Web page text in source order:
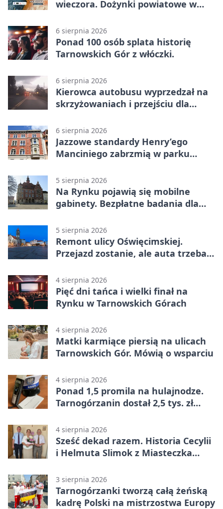
wieczora. Dożynki powiatowe w
6 sierpnia 2026
Ponad 100 osób splata historię
Tarnowskich Gór z włóczki.
6 sierpnia 2026
Kierowca autobusu wyprzedzał na
skrzyżowaniach i przejściu dla
6 sierpnia 2026
Jazzowe standardy Henry’ego
Manciniego zabrzmią w parku
5 sierpnia 2026
Na Rynku pojawią się mobilne
gabinety. Bezpłatne badania dla
5 sierpnia 2026
Remont ulicy Oświęcimskiej.
Przejazd zostanie, ale auta trzeba
4 sierpnia 2026
Pięć dni tańca i wielki finał na
Rynku w Tarnowskich Górach
4 sierpnia 2026
Matki karmiące piersią na ulicach
Tarnowskich Gór. Mówią o wsparciu
4 sierpnia 2026
Ponad 1,5 promila na hulajnodze.
Tarnogórzanin dostał 2,5 tys. zł
4 sierpnia 2026
Sześć dekad razem. Historia Cecylii
i Helmuta Slimok z Miasteczka
3 sierpnia 2026
Tarnogórzanki tworzą całą żeńską
kadrę Polski na mistrzostwa Europy